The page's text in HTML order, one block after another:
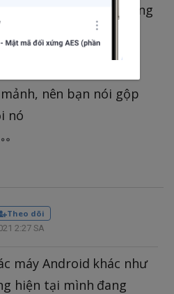
bên nhà sản xuất không
phải hãng nào
nên bạn nói gộp
nó
Theo dõi
2:27 SA
máy Android khác như
hiện tại mình đang